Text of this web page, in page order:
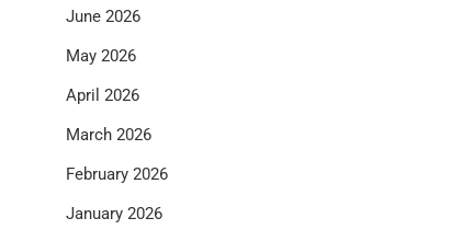
June 2026
May 2026
April 2026
March 2026
February 2026
January 2026